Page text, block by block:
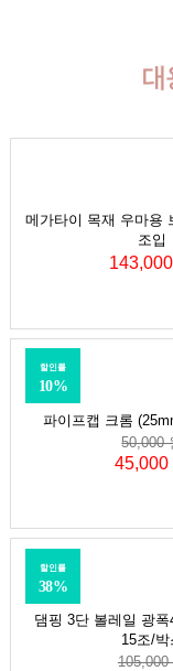
메가타이 목재 우마용
조입
파이프캡 크롬
할인률
10%
50,000
45,000
댐핑 3단 볼레일 광
15조/박
할인률
38%
105,000